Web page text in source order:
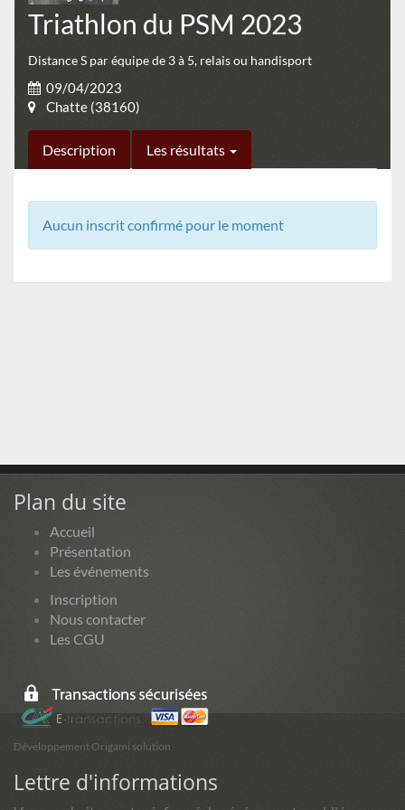
Triathlon du PSM 2023
Distance S par équipe de 3 à 5, relais ou handisport
09/04/2023
Chatte (38160)
Description Les résultats
Aucun inscrit confirmé pour le moment
Plan du site
Accueil
Présentation
Les événements
Inscription
Nous contacter
Les CGU
Développement Origami solution
Lettre d'informations